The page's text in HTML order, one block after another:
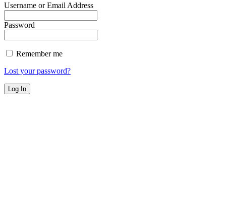
Username or Email Address
Password
Remember me
Lost your password?